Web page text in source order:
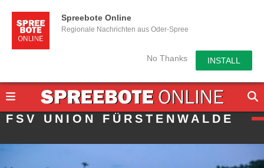
Spreebote Online
Regionale Nachrichten aus Oder-Spree
No Thanks INSTALL
FSV UNION FÜRSTENWALDE